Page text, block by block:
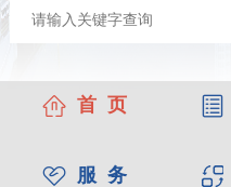
首 页
服 务